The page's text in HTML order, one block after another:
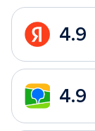
4.9
4.9